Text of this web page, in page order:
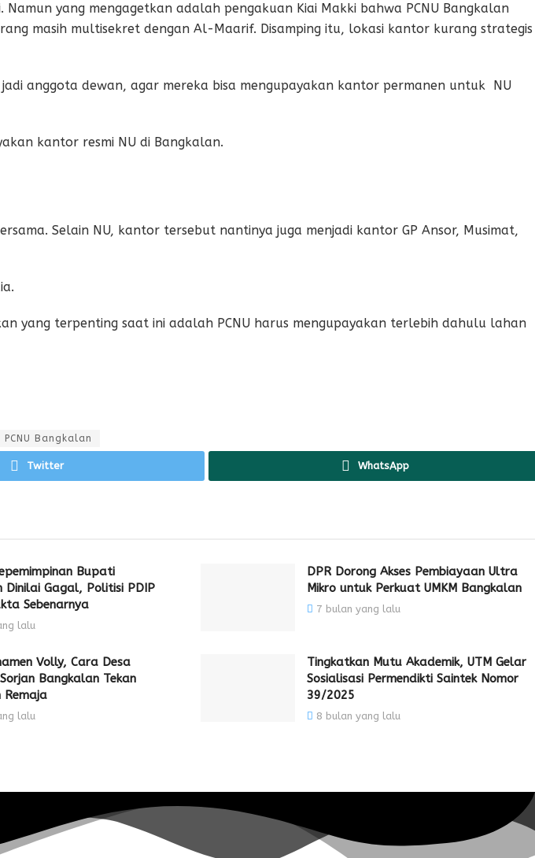
yang mengagetkan adalah pengakuan Kiai Makki bahwa PCNU Bangkalan
masih multisekret dengan Al-Maarif. Disamping itu, lokasi kantor kurang strategis
anggota dewan, agar mereka bisa mengupayakan kantor permanen untuk NU
kantor resmi NU di Bangkalan.
Selain NU, kantor tersebut nantinya juga menjadi kantor GP Ansor, Musimat,
yang terpenting saat ini adalah PCNU harus mengupayakan terlebih dahulu lahan
PCNU Bangkalan
Twitter WhatsApp
Bupati
Dinilai Gagal, Politisi PDIP
Sebenarnya
lalu
DPR Dorong Akses Pembiayaan Ultra
Mikro untuk Perkuat UMKM Bangkalan
7 bulan yang lalu
Volly, Cara Desa
Bangkalan Tekan
Remaja
lalu
Tingkatkan Mutu Akademik, UTM Gelar
Sosialisasi Permendikti Saintek Nomor
39/2025
8 bulan yang lalu